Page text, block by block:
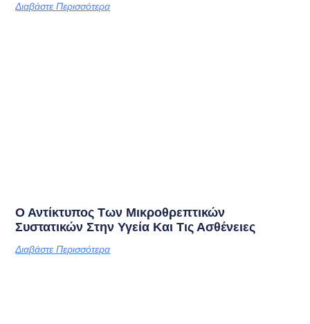
Διαβάστε Περισσότερα
Ο Αντίκτυπος Των Μικροθρεπτικών
Συστατικών Στην Υγεία Και Τις Ασθένειες
Διαβάστε Περισσότερα